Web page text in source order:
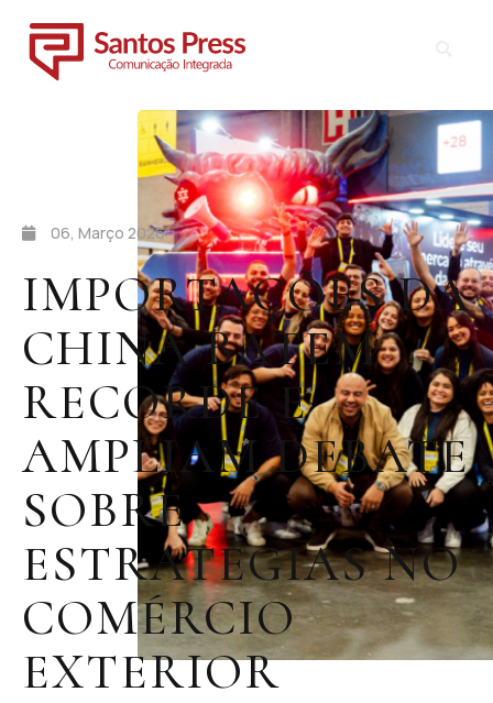
06, Março 2026
IMPORTAÇÕES DA
CHINA BATEM
RECORDE E
AMPLIAM DEBATE
SOBRE
ESTRATÉGIAS NO
COMÉRCIO
EXTERIOR